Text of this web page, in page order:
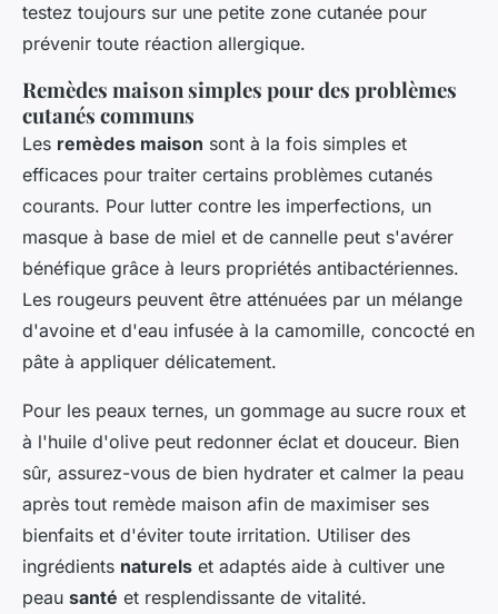
testez toujours sur une petite zone cutanée pour
prévenir toute réaction allergique.
Remèdes maison simples pour des problèmes
cutanés communs
Les remèdes maison sont à la fois simples et
efficaces pour traiter certains problèmes cutanés
courants. Pour lutter contre les imperfections, un
masque à base de miel et de cannelle peut s'avérer
bénéfique grâce à leurs propriétés antibactériennes.
Les rougeurs peuvent être atténuées par un mélange
d'avoine et d'eau infusée à la camomille, concocté en
pâte à appliquer délicatement.
Pour les peaux ternes, un gommage au sucre roux et
à l'huile d'olive peut redonner éclat et douceur. Bien
sûr, assurez-vous de bien hydrater et calmer la peau
après tout remède maison afin de maximiser ses
bienfaits et d'éviter toute irritation. Utiliser des
ingrédients naturels et adaptés aide à cultiver une
peau santé et resplendissante de vitalité.